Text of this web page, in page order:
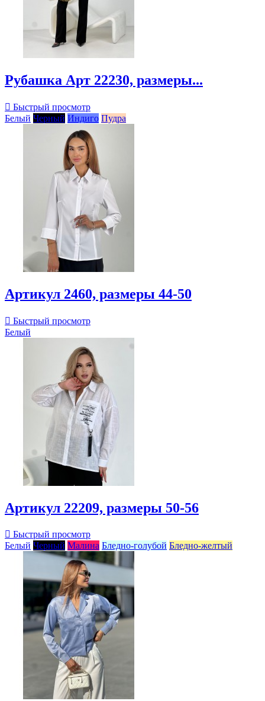
Рубашка Арт 22230, размеры...
 Быстрый просмотр
Белый Черный Индиго Пудра
Артикул 2460, размеры 44-50
 Быстрый просмотр
Белый
Артикул 22209, размеры 50-56
 Быстрый просмотр
Белый Черный Малина Бледно-голубой Бледно-желтый